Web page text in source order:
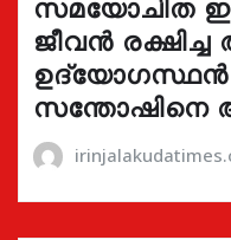
സമയോചിത
ജീവൻ
ഉദ്യോഗസ്ഥൻ
സന്തോഷിനെ